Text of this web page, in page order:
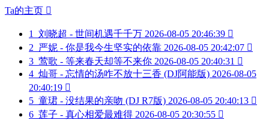
Ta的主页 
1 刘晓超 - 世间机遇千千万 2026-08-05 20:46:39 
2 严妮 - 你是我今生坚实的依靠 2026-08-05 20:42:07 
3 莺歌 - 等来春天却等不来你 2026-08-05 20:40:31 
4 灿哥 - 忘情的汤咋不放十三香 (DJ阿能版) 2026-08-05
20:40:19 
5 童珺 - 没结果的亲吻 (DJ R7版) 2026-08-05 20:40:13 
6 莲子 - 真心相爱最难得 2026-08-05 20:30:55 